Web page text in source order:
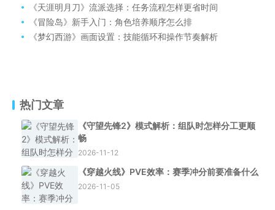
《天涯明月刀》流派选择：任务流程怎样更省时间
《冒险岛》新手入门：角色培养顺序怎么排
《梦幻西游》画面设置：技能循环和操作节奏解析
热门文章
《守望先锋2》模式解析：组队时怎样分工更顺
畅
2026-11-12
《穿越火线》PVE效率：赛季冲分前要准备什么
2026-11-05